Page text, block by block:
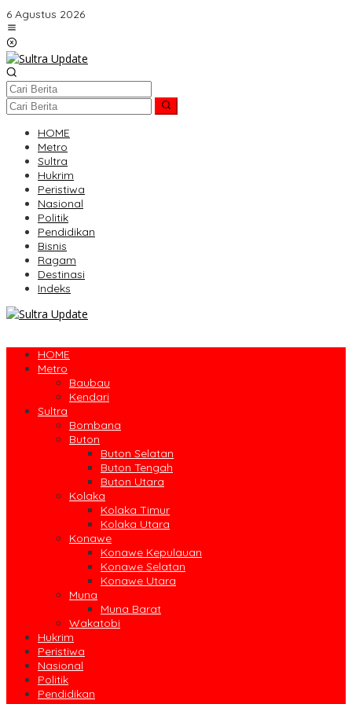
Lewati
ke
konten
6 Agustus 2026
HOME
Metro
Sultra
Hukrim
Peristiwa
Nasional
Politik
Pendidikan
Bisnis
Ragam
Destinasi
Indeks
HOME
Metro
Baubau
Kendari
Sultra
Bombana
Buton
Buton Selatan
Buton Tengah
Buton Utara
Kolaka
Kolaka Timur
Kolaka Utara
Konawe
Konawe Kepulauan
Konawe Selatan
Konawe Utara
Muna
Muna Barat
Wakatobi
Hukrim
Peristiwa
Nasional
Politik
Pendidikan